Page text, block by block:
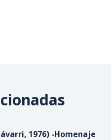
1976) -Homenaje